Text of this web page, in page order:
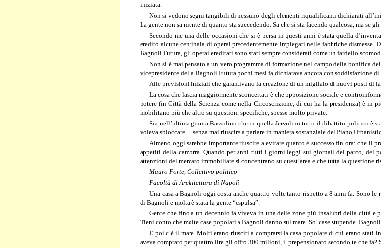
iniziata.
Non si vedono segni tangibili di nessuno degli elementi riqualificanti dichiarati
La gente non sa niente di quanto sta succedendo. Sa che si sta facendo qualcosa, ma se
Secondo me una delle occasioni che si è persa in questi anni è stata quella
ereditò alcune centinaia di operai precedentemente impiegati nelle fabbriche
Bagnoli Futura, gli operai ereditati sono stati sempre considerati come un fardello
Non si è mai pensato a un vero programma di formazione nel campo della bonifica
vicepresidente della Bagnoli Futura pochi mesi fa dichiarava ancora con soddisfazione di
Alle previsioni iniziali che garantivano la creazione di un migliaio di nuovi posti di
La cosa che lascia maggiormente sconcertati è che opposizione sociale e
potere (in Città della Scienza come nella Circoscrizione, di cui ha la presidenza) è in
mobilitano più che altro su questioni specifiche, spesso molto private.
Sia nell’ultima giunta Bassolino che in quella Jervolino tutto il dibattito politico è
voleva sbloccare… senza mai riuscire a parlare in maniera sostanziale del Piano
Almeno oggi sarebbe importante riuscire a evitare quanto è successo fin ora: che il
appetiti della camorra. Quando per anni tutti i giorni leggi sui giornali del parco,
attenzioni del mercato immobiliare si concentrano su quest’area e che tutta la questione
Mauro Forte, Collettivo politico
Facoltà di Architettura di Napoli
Una casa a Bagnoli oggi costa anche quattro volte tanto rispetto a 8 anni fa. Sono
di Bagnoli e molta è stata la gente “espulsa”.
Gente che fino a un decennio fa viveva in una delle zone più insalubri della città e
Tieni conto che molte case popolari a Bagnoli danno sul mare.So’ case stupende.Bagnoli
E poi c’è il mare. Molti erano riusciti a comprarsi la casa popolare di cui erano stati
aveva comprato per quattro lire gli offro 300 milioni, il prepensionato secondo te che fa?